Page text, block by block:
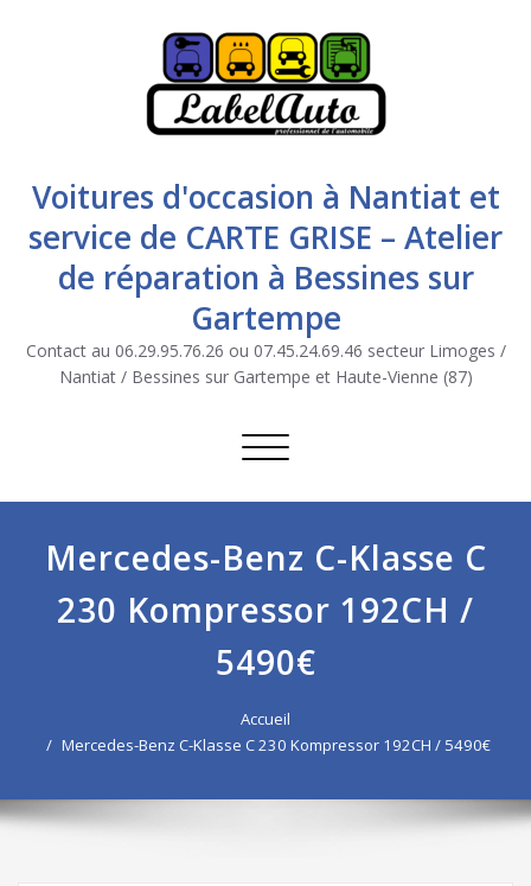
Voitures d'occasion à Nantiat et
service de CARTE GRISE – Atelier
de réparation à Bessines sur
Gartempe
Contact au 06.29.95.76.26 ou 07.45.24.69.46 secteur Limoges /
Nantiat / Bessines sur Gartempe et Haute-Vienne (87)
Afficher/masquer la navigation
Mercedes-Benz C-Klasse C
230 Kompressor 192CH /
5490€
Accueil
Mercedes-Benz C-Klasse C 230 Kompressor 192CH / 5490€